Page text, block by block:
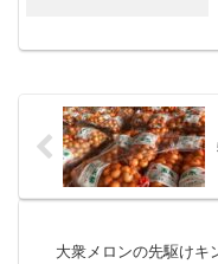
大衆メロンの先駆けキ